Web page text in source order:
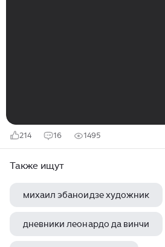
214 16 1495
Также ищут
михаил эбаноидзе художник
дневники леонардо да винчи